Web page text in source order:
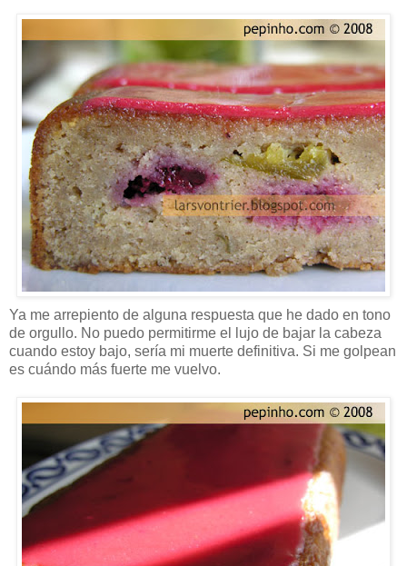
Ya me arrepiento de alguna respuesta que he dado en tono
de orgullo. No puedo permitirme el lujo de bajar la cabeza
cuando estoy bajo, sería mi muerte definitiva. Si me golpean
es cuándo más fuerte me vuelvo.